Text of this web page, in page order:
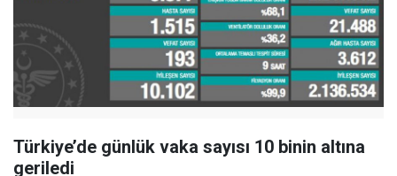
Türkiye’de günlük vaka sayısı 10 binin altına
geriledi